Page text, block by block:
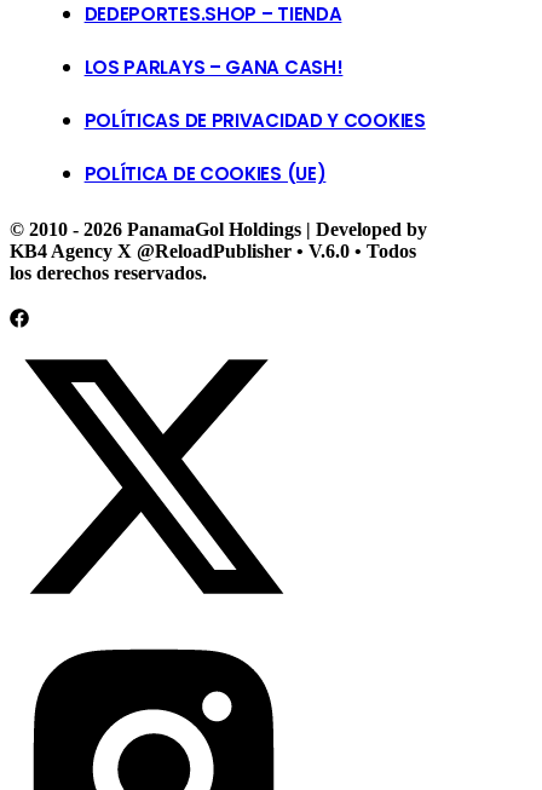
DEDEPORTES.SHOP – TIENDA
LOS PARLAYS – GANA CASH!
POLÍTICAS DE PRIVACIDAD Y COOKIES
POLÍTICA DE COOKIES (UE)
© 2010 - 2026 PanamaGol Holdings | Developed by
KB4 Agency X @ReloadPublisher • V.6.0 • Todos
los derechos reservados.